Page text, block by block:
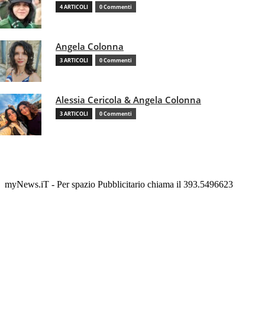
4 ARTICOLI 0 Commenti
Angela Colonna
3 ARTICOLI 0 Commenti
Alessia Cericola & Angela Colonna
3 ARTICOLI 0 Commenti
myNews.iT - Per spazio Pubblicitario chiama il 393.5496623